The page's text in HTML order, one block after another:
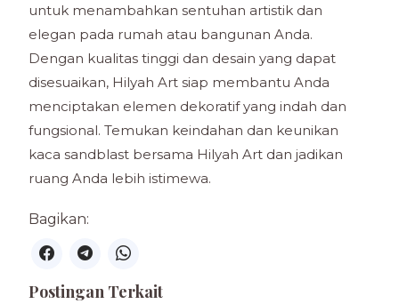
untuk menambahkan sentuhan artistik dan
elegan pada rumah atau bangunan Anda.
Dengan kualitas tinggi dan desain yang dapat
disesuaikan, Hilyah Art siap membantu Anda
menciptakan elemen dekoratif yang indah dan
fungsional. Temukan keindahan dan keunikan
kaca sandblast bersama Hilyah Art dan jadikan
ruang Anda lebih istimewa.
Bagikan:
Postingan Terkait